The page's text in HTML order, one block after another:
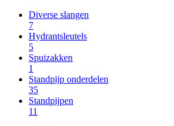
Diverse slangen
7
Hydrantsleutels
5
Spuizakken
1
Standpijp onderdelen
35
Standpijpen
11